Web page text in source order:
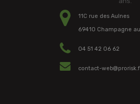
11C rue des Aulnes
69410 Champagne
04 51 42 06 62
contact-